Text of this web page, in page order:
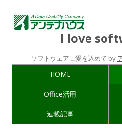
I love
ソフトウェアに愛を込めて by
HOME
Office活用
連載記事